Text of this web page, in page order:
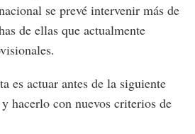
se prevé intervenir más de
de ellas que actualmente
es actuar antes de la siguiente
hacerlo con nuevos criterios de